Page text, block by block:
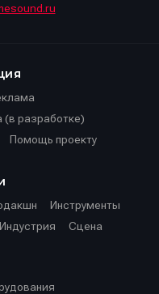
(в разработке)
Помощь проекту
Инструменты
Индустрия Сцена